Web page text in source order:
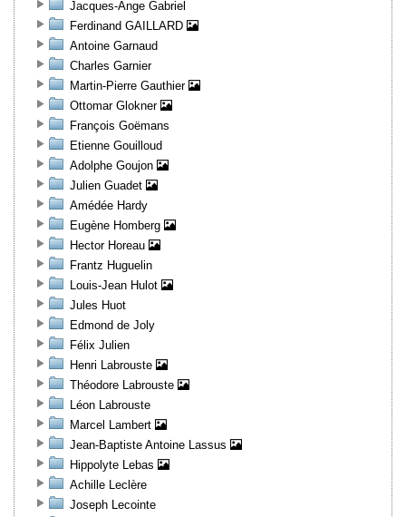
Jacques-Ange Gabriel
Ferdinand GAILLARD
Antoine Garnaud
Charles Garnier
Martin-Pierre Gauthier
Ottomar Glokner
François Goëmans
Etienne Gouilloud
Adolphe Goujon
Julien Guadet
Amédée Hardy
Eugène Homberg
Hector Horeau
Frantz Huguelin
Louis-Jean Hulot
Jules Huot
Edmond de Joly
Félix Julien
Henri Labrouste
Théodore Labrouste
Léon Labrouste
Marcel Lambert
Jean-Baptiste Antoine Lassus
Hippolyte Lebas
Achille Leclère
Joseph Lecointe